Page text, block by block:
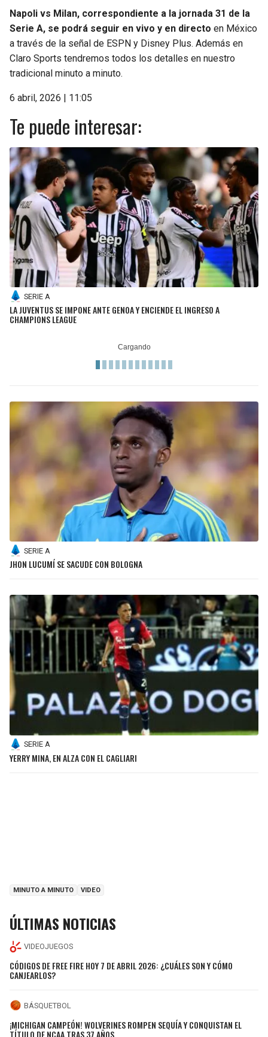
Napoli vs Milan, correspondiente a la jornada 31 de la
Serie A, se podrá seguir en vivo y en directo en México
a través de la señal de ESPN y Disney Plus. Además en
Claro Sports tendremos todos los detalles en nuestro
tradicional minuto a minuto.
6 abril, 2026 | 11:05
Te puede interesar:
SERIE A
LA JUVENTUS SE IMPONE ANTE GENOA Y ENCIENDE EL INGRESO A
CHAMPIONS LEAGUE
SERIE A
JHON LUCUMÍ SE SACUDE CON BOLOGNA
SERIE A
YERRY MINA, EN ALZA CON EL CAGLIARI
MINUTO A MINUTO VIDEO
ÚLTIMAS NOTICIAS
VIDEOJUEGOS
CÓDIGOS DE FREE FIRE HOY 7 DE ABRIL 2026: ¿CUÁLES SON Y CÓMO
CANJEARLOS?
BÁSQUETBOL
¡MICHIGAN CAMPEÓN! WOLVERINES ROMPEN SEQUÍA Y CONQUISTAN EL
TÍTULO DE NCAA TRAS 37 AÑOS